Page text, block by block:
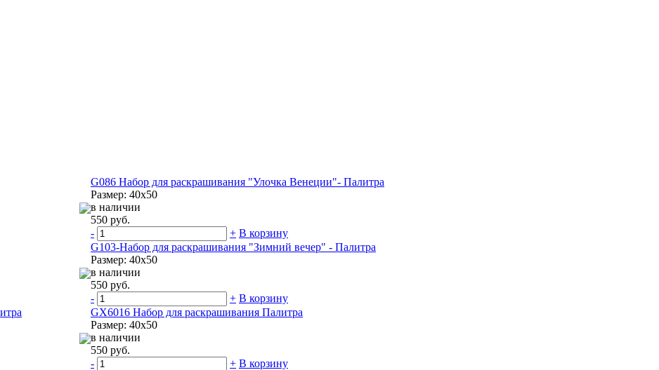
G086 Набор для раскрашивания "Улочка Венеции"- Палитра
Размер: 40х50
в наличии
550 руб.
-
+ В корзину
G103-Набор для раскрашивания "Зимний вечер" - Палитра
Размер: 40х50
в наличии
550 руб.
-
+ В корзину
GX6016 Набор для раскрашивания Палитра
Размер: 40х50
в наличии
550 руб.
-
+ В корзину